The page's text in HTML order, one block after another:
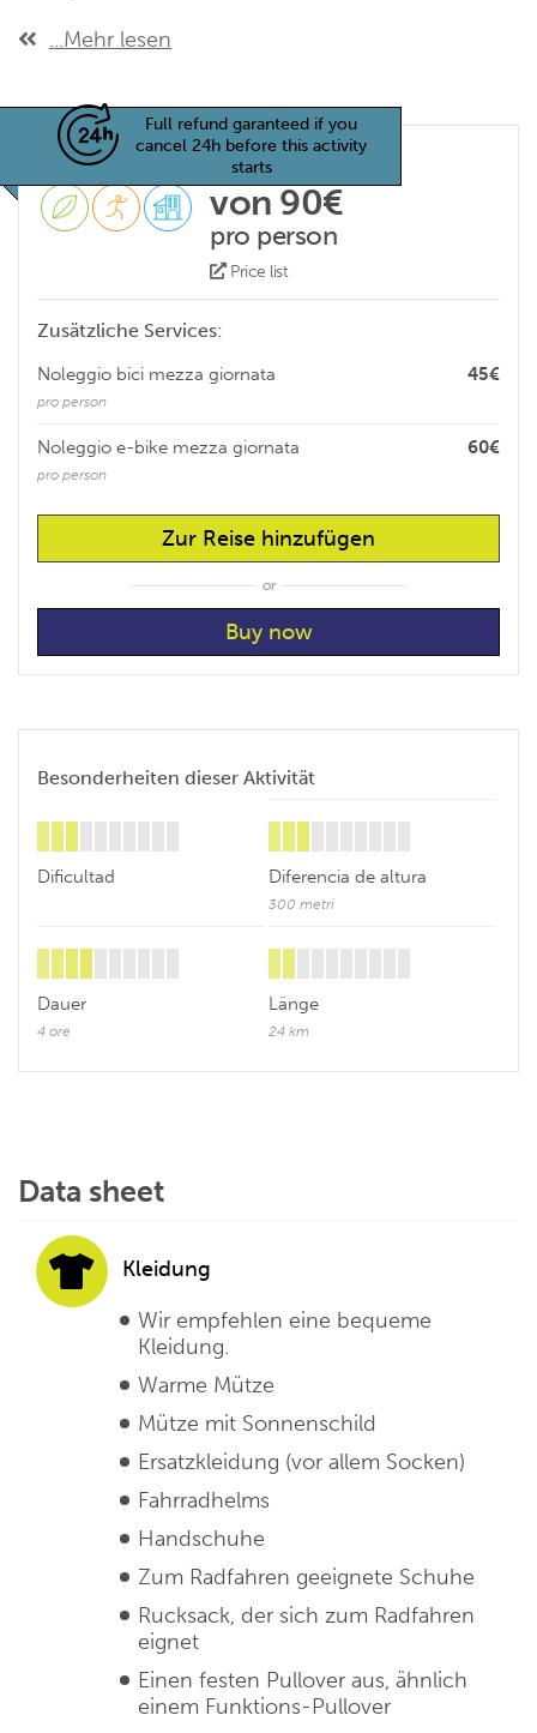
...Mehr lesen
Full refund garanteed if you
cancel 24h before this activity
starts
von 90€
pro person
Price list
Zusätzliche Services:
45€
Noleggio bici mezza giornata
pro person
60€
Noleggio e-bike mezza giornata
pro person
Zur Reise hinzufügen
or
Besonderheiten dieser Aktivität
Dificultad Diferencia de altura
300 metri
Dauer
4 ore
Länge
24 km
Data sheet
Kleidung
Wir empfehlen eine bequeme
Kleidung.
Warme Mütze
Mütze mit Sonnenschild
Ersatzkleidung (vor allem Socken)
Fahrradhelms
Handschuhe
Zum Radfahren geeignete Schuhe
Rucksack, der sich zum Radfahren
eignet
Einen festen Pullover aus, ähnlich
einem Funktions-Pullover